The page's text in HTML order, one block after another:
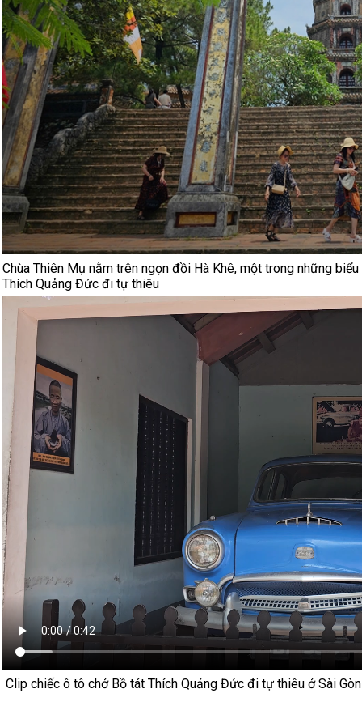
Chùa Thiên Mụ nằm trên ngọn đồi Hà Khê, một trong những
Thích Quảng Đức đi tự thiêu
Clip chiếc ô tô chở Bồ tát Thích Quảng Đức đi tự thiêu ở Sài